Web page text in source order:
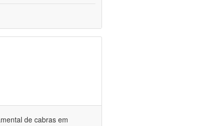
de cabras em